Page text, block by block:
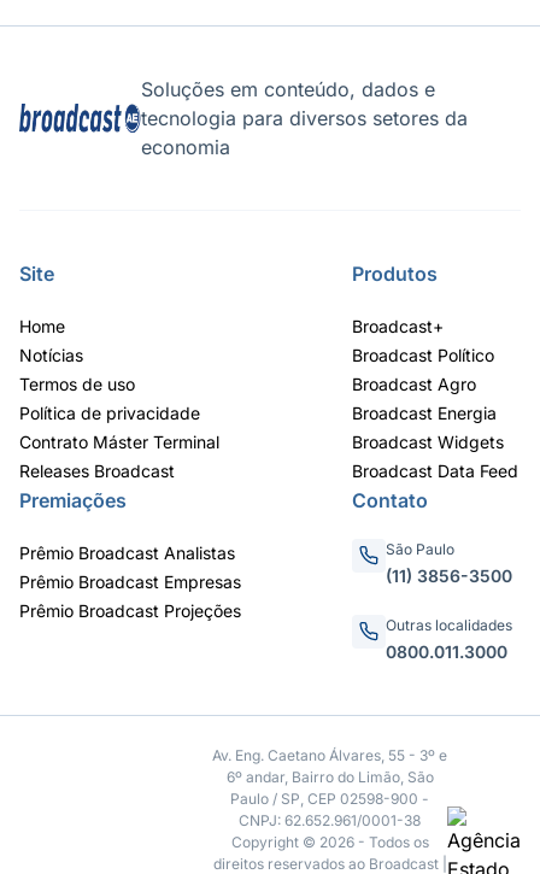
Soluções em conteúdo, dados e
tecnologia para diversos setores da
economia
Site
Home
Notícias
Termos de uso
Política de privacidade
Contrato Máster Terminal
Releases Broadcast
Produtos
Broadcast+
Broadcast Político
Broadcast Agro
Broadcast Energia
Broadcast Widgets
Broadcast Data Feed
Premiações
Prêmio Broadcast Analistas
Prêmio Broadcast Empresas
Prêmio Broadcast Projeções
Contato
São Paulo
(11) 3856-3500
Outras localidades
0800.011.3000
Av. Eng. Caetano Álvares, 55 - 3º e
6º andar, Bairro do Limão, São
Paulo / SP, CEP 02598-900 -
CNPJ: 62.652.961/0001-38
Copyright © 2026 - Todos os
direitos reservados ao Broadcast |